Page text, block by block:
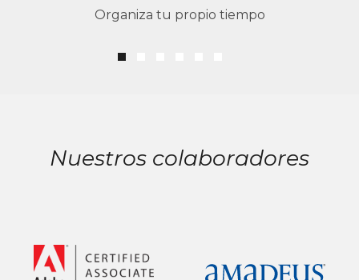
Organiza tu propio tiempo
Nuestros colaboradores